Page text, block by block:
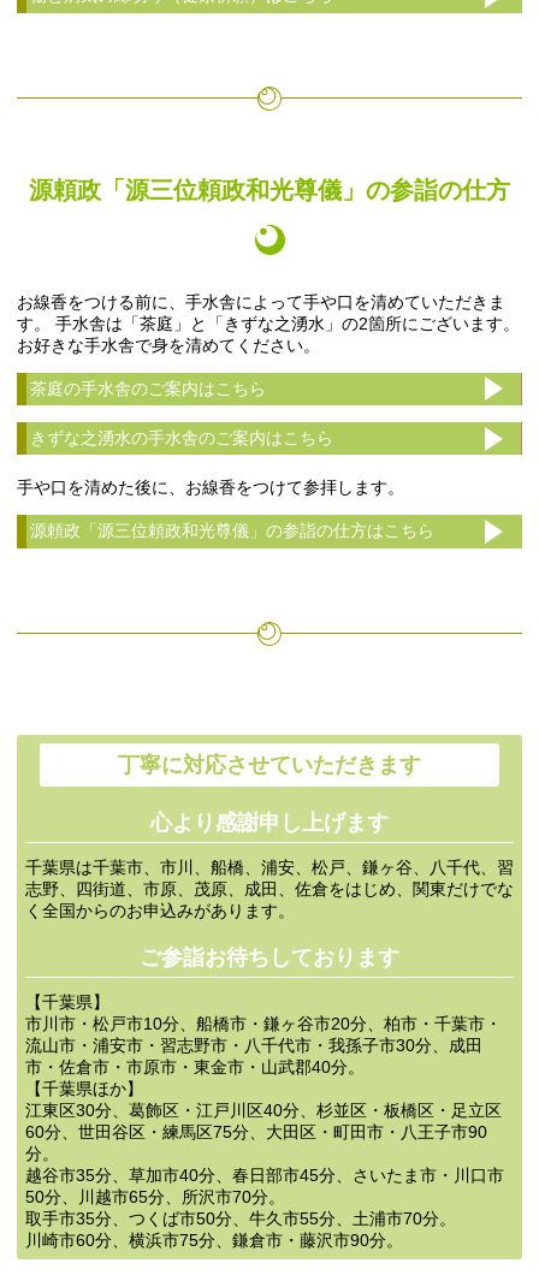
源頼政「源三位頼政和光尊儀」の参詣の仕方
お線香をつける前に、手水舎によって手や口を清めていただきま
す。 手水舎は「茶庭」と「きずな之湧水」の2箇所にございます。
お好きな手水舎で身を清めてください。
茶庭の手水舎のご案内はこちら
きずな之湧水の手水舎のご案内はこちら
手や口を清めた後に、お線香をつけて参拝します。
源頼政「源三位頼政和光尊儀」の参詣の仕方はこちら
丁寧に対応させていただきます
心より感謝申し上げます
千葉県は千葉市、市川、船橋、浦安、松戸、鎌ヶ谷、八千代、習
志野、四街道、市原、茂原、成田、佐倉をはじめ、関東だけでな
く全国からのお申込みがあります。
ご参詣お待ちしております
【千葉県】
市川市・松戸市10分、船橋市・鎌ヶ谷市20分、柏市・千葉市・
流山市・浦安市・習志野市・八千代市・我孫子市30分、成田
市・佐倉市・市原市・東金市・山武郡40分。
【千葉県ほか】
江東区30分、葛飾区・江戸川区40分、杉並区・板橋区・足立区
60分、世田谷区・練馬区75分、大田区・町田市・八王子市90
分。
越谷市35分、草加市40分、春日部市45分、さいたま市・川口市
50分、川越市65分、所沢市70分。
取手市35分、つくば市50分、牛久市55分、土浦市70分。
川崎市60分、横浜市75分、鎌倉市・藤沢市90分。